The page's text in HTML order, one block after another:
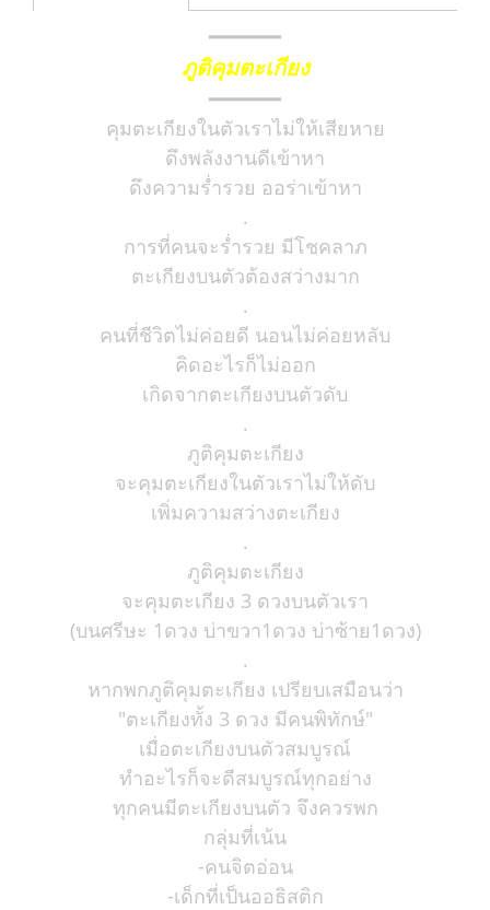
━━━━━━
ภูติคุมตะเกียง
━━━━━━
คุมตะเกียงในตัวเราไม่ให้เสียหาย
ดึงพลังงานดีเข้าหา
ดึงความร่ำรวย ออร่าเข้าหา
.
การที่คนจะร่ำรวย มีโชคลาภ
ตะเกียงบนตัวต้องสว่างมาก
.
คนที่ชีวิตไม่ค่อยดี นอนไม่ค่อยหลับ
คิดอะไรก็ไม่ออก
เกิดจากตะเกียงบนตัวดับ
.
ภูติคุมตะเกียง
จะคุมตะเกียงในตัวเราไม่ให้ดับ
เพิ่มความสว่างตะเกียง
.
ภูติคุมตะเกียง
จะคุมตะเกียง 3 ดวงบนตัวเรา
(บนศรีษะ 1ดวง บ่าขวา1ดวง บ่าซ้าย1ดวง)
.
หากพกภูติคุมตะเกียง เปรียบเสมือนว่า
"ตะเกียงทั้ง 3 ดวง มีคนพิทักษ์"
เมื่อตะเกียงบนตัวสมบูรณ์
ทำอะไรก็จะดีสมบูรณ์ทุกอย่าง
ทุกคนมีตะเกียงบนตัว จึงควรพก
กลุ่มที่เน้น
-คนจิตอ่อน
-เด็กที่เป็นออธิสติก